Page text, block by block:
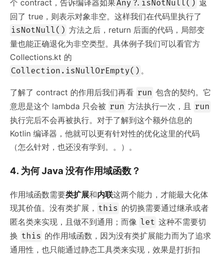
个 contract，告诉编译器如果Any?.isNotNull() 返
回了 true，则表示对象非空。这样我们在代码里执行了
isNotNull() 方法之后，return 后面的代码，局部变
量也能正确退化为非空类型。具体例子我们可以看官方
Collections.kt 的
Collection .isNullOrEmpty() 。
了解了 contract 的作用后我们再看 run 包含的契约。它
意思是这个 lambda 只会被 run 方法执行一次，且 run
执行完后不会再被执行。对于了解到这个额外信息的
Kotlin 编译器，他就可以更有针对性的优化这里的代码
（怎么针对，也还没有学到。。）。
4. 为何 Java 没有作用域函数？
作用域函数需要类扩展和内联这两个能力，才能最大化体
现其价值。没有类扩展， this 的切换需要通过继承或者
匿名类来实现，且做不到通用；而像 let 这种不需要切
换 this 的作用域函数，因为没有类扩展能力而为了追求
通用性，也只能通过静态工具类来实现，效果是打折扣